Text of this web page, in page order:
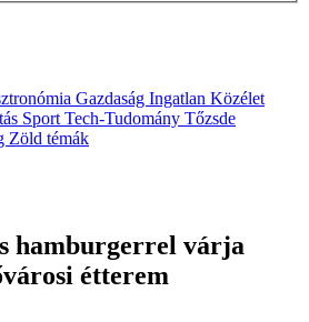
Gazdaság Ingatlan Közélet
Sport Tech-Tudomány Tőzsde
Zöld témák
hamburgerrel várja
étterem